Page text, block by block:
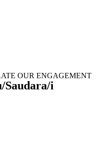
OUR ENGAGEMENT
Saudara/i